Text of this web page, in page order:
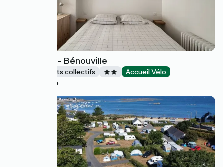
L'Echappée - Bénouville
Hébergements collectifs Accueil Vélo
Bénouville